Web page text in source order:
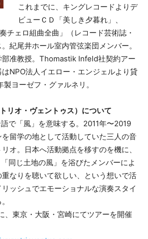
これまでに、キングレコードよりデ
ビューＣＤ「美しき夕暮れ」、
チェロ組曲全曲」（レコード芸術誌・
紀尾井ホール室内管弦楽団メンバー。
部准教授。Thomastik Infeld社契約アー
NPO法人イエロー・エンジェルより貸
ヨーゼフ・グァルネリ。
リオ・ヴェントゥス）について
で「風」を意味する。2011年〜2019
留学の地として活動していた三人の音
オ。日本へ活動拠点を移すのを機に、
同じ土地の風」を浴びたメンバーによ
なりを聴いて欲しい、という想いで活
ッシュでエモーショナルな演奏スタイ
、東京・大阪・宮崎にてツアーを開催